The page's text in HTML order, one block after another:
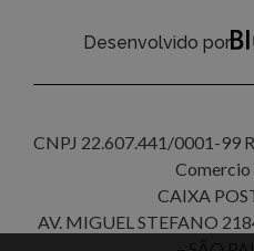
Desenvolvido por
CNPJ 22.607.441/0001-99
Comercio
CAIXA
AV. MIGUEL STEFANO